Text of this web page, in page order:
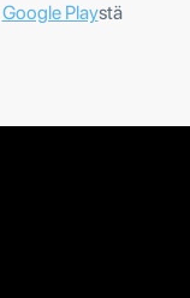
Google Playstä